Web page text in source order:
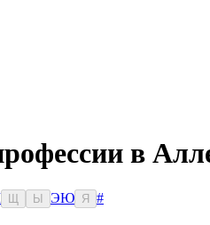
в
Ы ЭЮ Я
#